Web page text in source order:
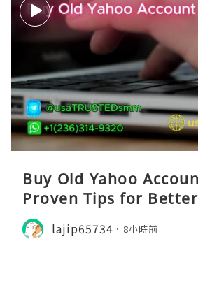
Buy Old Yahoo
Proven Tips for
lajip65734 8小時前